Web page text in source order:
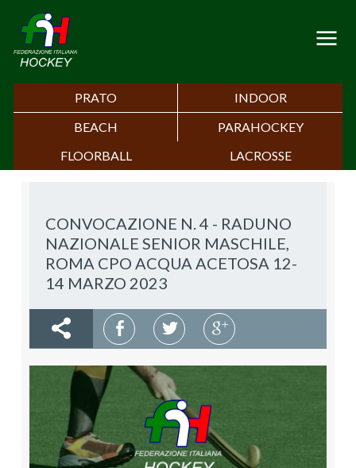
PRATO
INDOOR
BEACH
PARAHOCKEY
FLOORBALL
LACROSSE
CONVOCAZIONE N. 4 - RADUNO
NAZIONALE SENIOR MASCHILE,
ROMA CPO ACQUA ACETOSA 12-
14 MARZO 2023